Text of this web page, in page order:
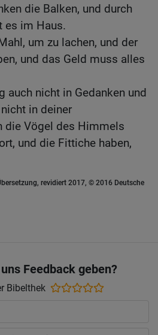
die Balken, und durch
es im Haus.
um zu lachen, und der
und das Geld muss alles
auch nicht in Gedanken und
in deiner
die Vögel des Himmels
und die Fittiche haben,
revidiert 2017, © 2016 Deutsche
Feedback geben?
Bibelthek